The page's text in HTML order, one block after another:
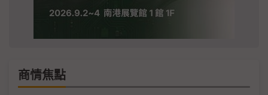
商情焦點